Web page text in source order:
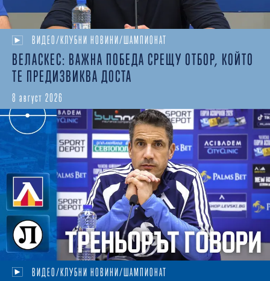
ВИДЕО/КЛУБНИ НОВИНИ/ШАМПИОНАТ
ВЕЛАСКЕС: ВАЖНА ПОБЕДА СРЕЩУ ОТБОР, КОЙТО
ТЕ ПРЕДИЗВИКВА ДОСТА
8 август 2026
ВИДЕО/КЛУБНИ НОВИНИ/ШАМПИОНАТ